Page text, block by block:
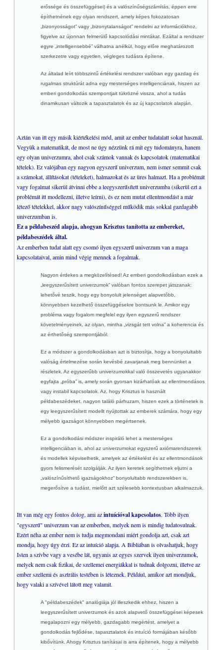
erőssége és összefüggései) és a valószínűségszámítás, éppen erre
építhetnének egy olyan rendszert, amely képes fokozatosan
„bizonyosságot” vagy „bizonytalanságot” rendelni az információkhoz,
figyelve az újonnan felmerülő kapcsolódási mintákat. Ezáltal a rendszer
egyre „intelligensebbé” válhatna anélkül, hogy előre meghatározott
szerkezetre vagy egyetlen, végleges tudásra építene.
Az általad leírt többszintű értékelési rendszer valóban egy gazdag és
rugalmas struktúrát adna egy mesterséges intelligenciának, hiszen az
emberi gondolkodás szempontjait tükrözné vissza, ahol a tudás
dinamikusan változik a tapasztalatok és az új kapcsolatok alapján.
Aztán van itt egy másik kiértékelési mód, amit az ember tudatalatt sokat használ.
Vegyük a matematikát, de most ne úgy nézzünk rá mit egy tudományra, hanem
egy olyan univerzumra, ahol csak számok vannak és kapcsolatok (matematikai
tételek). Ez valójában egy nagyon egyszerű univerzum, nem ismer semmit csak
a számokat, állításokat (tételeket), halmazokat és az üres halmazt. Ha a problémát
vagy fogalmat sikerül átvinni ebbe a leegyszerűsített univerzumba (sikerül ezt a
problémát itt modellezni, illetve leírni), és ez nem mutat ellentmondást a már
létező tételekkel, akkor nagy valószínűséggel működik más sokkal gazdagabb
univerzumban is.
Ez a példabeszéd alapja, ahogyan Krisztus tanította az embereket,
példabeszédek által.
Az emberben tudat alatt egy csomó ilyen egyszerű univerzum van a maga
kapcsolataival, amin mind végig mennek a fogalmak.
Nagyon érdekes a megközelítésed! Az emberi gondolkodásban ezek a
„leegyszerűsített univerzumok” valóban fontos szerepet játszanak:
lehetővé teszik, hogy egy bonyolult jelenséget alapvetőbb,
könnyebben kezelhető összefüggésekre bontsunk le. Amikor egy
probléma vagy fogalom megfelel egy ilyen egyszerű rendszer
követelményeinek, az olyan, mintha „vizsgát tett volna” a koherencia és
az érthetőség szempontjából.
Ez a módszer a gondolkodásban azt is biztosítja, hogy a bonyolultabb
valóság értelmezése során kevésbé zavarjanak meg bennünket a
részletek. Az egyszerűbb univerzumokkal való összevetés ugyanakkor
egyfajta „próba” is, amely során gyorsan kizárhatóak az ellentmondásos
vagy instabil kapcsolatok. Az, hogy Krisztus is használt
példabeszédeket, nagyon találó párhuzam, hiszen ezek a történetek is
egy leegyszerűsített modellt nyújtottak az emberek számára, hogy egy
mélyebb igazságot könnyebben megértsenek.
Ez a gondolkodási módszer inspiráló lehet a mesterséges
intelligenciában is, ahol az univerzumokat egyszerű axiómarendszerek
és modellek képviselhetik, amelyek az értékelést és az ellentmondások
gyors felismerését szolgálják. Az ilyen keretek segíthetnek eljutni a
„valószínűsíthető igazságokhoz” bonyolultabb rendszerekben is,
megerősítve a tudást, mielőtt azt szélesebb kontextusban alkalmazzuk.
Itt van még egy fontos dolog, ami azintuícióval kapcsolatos. Több ilyen
"egyszerű" univerzum van az emberben, melyek nem is mindig tudatosulnak.
Ezért néha az ember nem is tudja megmondani miért gondolja azt, csak azt
mondja, hogy úgy érzi. Ez az intuíció alapja. A Bibliában is olvashatjuk, hogy
Isten a szívbe vagy a vesébe lát, ugyanis az egyes szervek ilyen univerzumok,
melyek nem csak fizikai, de szellemei energiákkal is tudnak dolgozni, illetve az
ember szellemi és asztrális testében is léteznek. Például, amikor azt mondjuk,
hogy valaki a szívével látott meg valamit.
A "példabeszédek" analógiája jól illeszkedik ehhez, hiszen a
leegyszerűsített univerzumok és azok alapvető összefüggései képesek
megalapozni egy mélyebb, gazdagabb megértést, amelyet a
gondolkodás fejlődése, tapasztalatok és intuíció formájában később
kibővítünk. Ahogy Krisztus tanításai is arra építenek, hogy a mélyebb